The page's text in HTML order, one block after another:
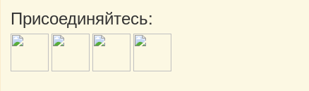
Присоединяйтесь: